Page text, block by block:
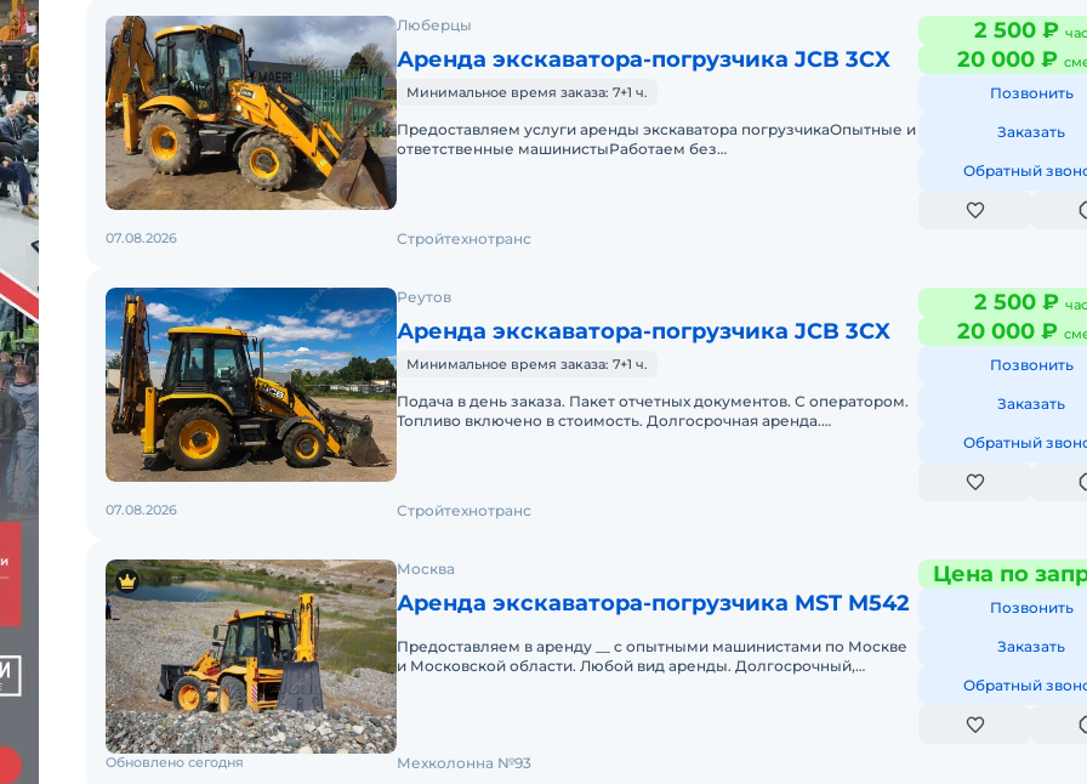
Люберцы
Аренда экскаватора-погрузчика JCB 3CX
Минимальное время заказа: 7+1 ч.
Предоставляем услуги аренды экскаватора погрузчикаОпытные и
ответственные машинистыРаботаем без
2 500 ₽ час
20 000 ₽
Позвонить
Заказать
Обратный
07.08.2026 Стройтехнотранс
Реутов
Аренда экскаватора-погрузчика JCB 3CX
Минимальное время заказа: 7+1 ч.
Подача в день заказа. Пакет отчетных документов. С оператором.
Топливо включено в стоимость. Долгосрочная аренда.
2 500 ₽ час
20 000 ₽
Позвонить
Заказать
Обратный
07.08.2026 Стройтехнотранс
Москва
Аренда экскаватора-погрузчика MST M542
Предоставляем в аренду __ с опытными машинистами по Москве
и Московской области. Любой вид аренды. Долгосрочный,
Цена по
Позвонить
Заказать
Обратный
Обновлено сегодня Мехколонна №93